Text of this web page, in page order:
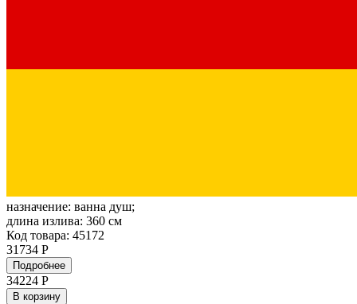
назначение: ванна душ;
длина излива: 360 см
Код товара: 45172
31734 Р
Подробнее
34224 Р
В корзину